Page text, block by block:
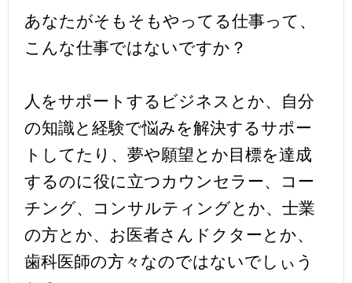
あなたがそもそもやってる仕事って、
こんな仕事ではないですか？
人をサポートするビジネスとか、自分
の知識と経験で悩みを解決するサポー
トしてたり、夢や願望とか目標を達成
するのに役に立つカウンセラー、コー
チング、コンサルティングとか、士業
の方とか、お医者さんドクターとか、
歯科医師の方々なのではないでしぃう